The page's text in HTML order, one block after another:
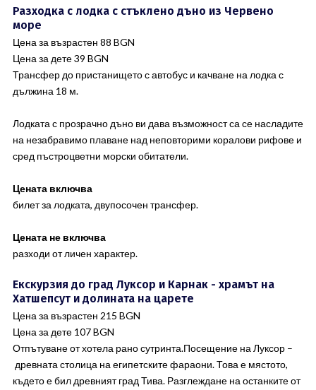
Разходка с лодка с стъклено дъно из Червено
море
Цена за възрастен 88 BGN
Цена за дете 39 BGN
Трансфер до пристанището с автобус и качване на лодка с
дължина 18 м.
Лодката с прозрачно дъно ви дава възможност са се насладите
на незабравимо плаване над неповторими коралови рифове и
сред пъстроцветни морски обитатели.
Цената включва
билет за лодката, двупосочен трансфер.
Цената не включва
разходи от личен характер.
Екскурзия до град Луксор и Карнак - храмът на
Хатшепсут и долината на царете
Цена за възрастен 215 BGN
Цена за дете 107 BGN
Отпътуване от хотела рано сутринта.Посещение на Луксор –
древната столица на египетските фараони. Това е мястото,
където е бил древният град Тива. Разглеждане на останките от